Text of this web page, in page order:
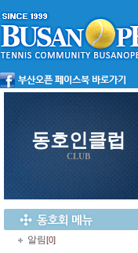
동호인클럽
CLUB
알림[0]